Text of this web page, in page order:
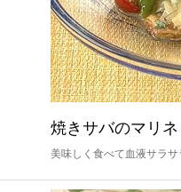
焼きサバのマリネ
美味しく食べて血液サラサ